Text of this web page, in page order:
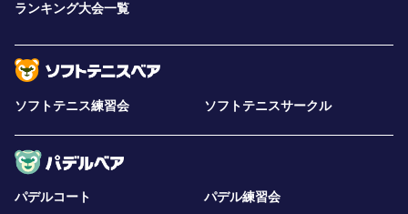
ランキング大会一覧
ソフトテニス練習会 ソフトテニスサークル
パデルコート
パデル練習会